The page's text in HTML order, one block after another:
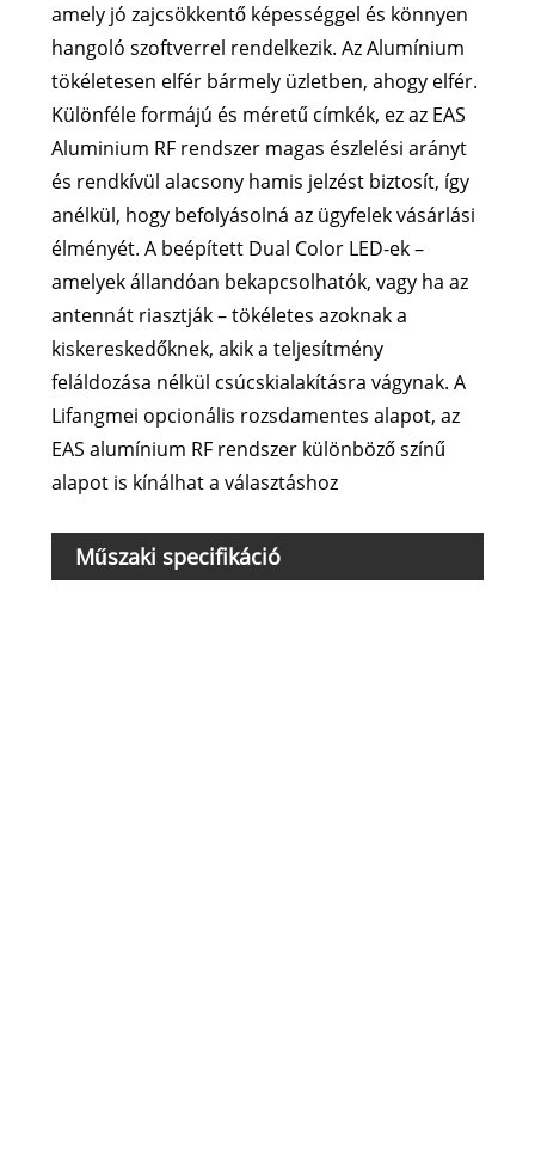
amely jó zajcsökkentő képességgel és könnyen
hangoló szoftverrel rendelkezik. Az Alumínium
tökéletesen elfér bármely üzletben, ahogy elfér.
Különféle formájú és méretű címkék, ez az EAS
Aluminium RF rendszer magas észlelési arányt
és rendkívül alacsony hamis jelzést biztosít, így
anélkül, hogy befolyásolná az ügyfelek vásárlási
élményét. A beépített Dual Color LED-ek –
amelyek állandóan bekapcsolhatók, vagy ha az
antennát riasztják – tökéletes azoknak a
kiskereskedőknek, akik a teljesítmény
feláldozása nélkül csúcskialakításra vágynak. A
Lifangmei opcionális rozsdamentes alapot, az
EAS alumínium RF rendszer különböző színű
alapot is kínálhat a választáshoz
Műszaki specifikáció